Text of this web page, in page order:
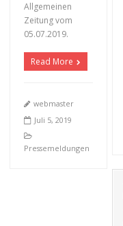
+
Allgemeinen
Zeitung vom
05.07.2019.
Read More
webmaster
Juli 5, 2019
Pressemeldungen